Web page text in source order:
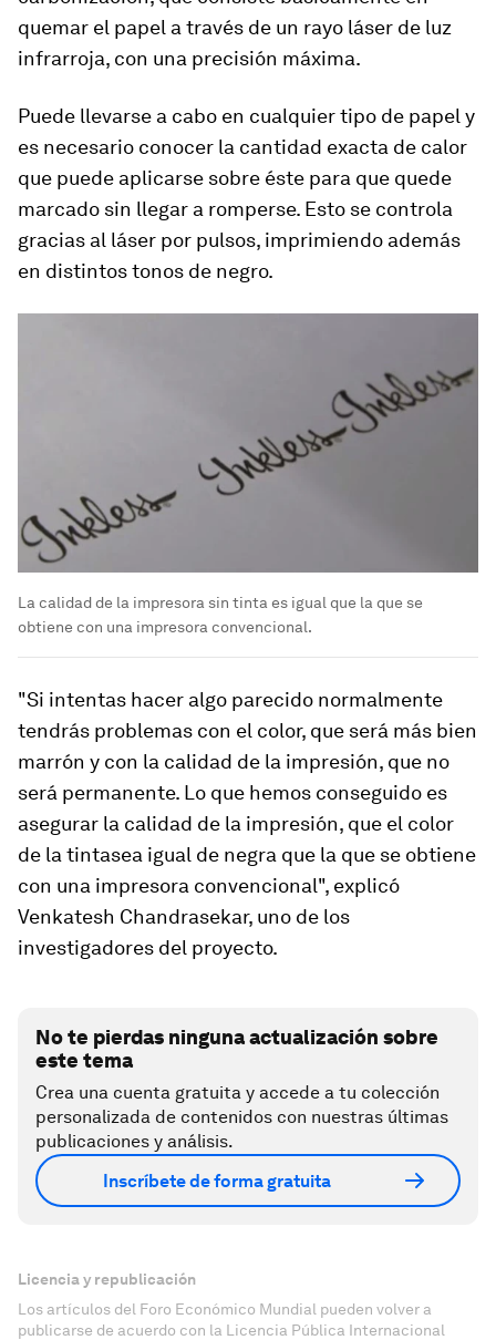
quemar el papel a través de un rayo láser de luz
infrarroja, con una precisión máxima.
Puede llevarse a cabo en cualquier tipo de papel y
es necesario conocer la cantidad exacta de calor
que puede aplicarse sobre éste para que quede
marcado sin llegar a romperse. Esto se controla
gracias al láser por pulsos, imprimiendo además
en distintos tonos de negro.
La calidad de la impresora sin tinta es igual que la que se
obtiene con una impresora convencional.
"Si intentas hacer algo parecido normalmente
tendrás problemas con el color, que será más bien
marrón y con la calidad de la impresión, que no
será permanente. Lo que hemos conseguido es
asegurar la calidad de la impresión, que el color
de la tintasea igual de negra que la que se obtiene
con una impresora convencional", explicó
Venkatesh Chandrasekar, uno de los
investigadores del proyecto.
No te pierdas ninguna actualización sobre
este tema
Crea una cuenta gratuita y accede a tu colección
personalizada de contenidos con nuestras últimas
publicaciones y análisis.
Inscríbete de forma gratuita
Licencia y republicación
Los artículos del Foro Económico Mundial pueden volver a
publicarse de acuerdo con la Licencia Pública Internacional